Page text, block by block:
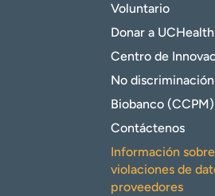
Voluntario
Donar a UCHealth
Centro de
No discriminación
Biobanco (CCPM)
Contáctenos
Información sobre
violaciones de
proveedores